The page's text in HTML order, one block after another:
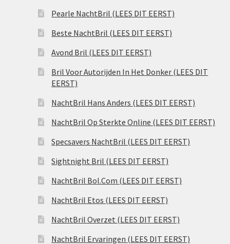
Pearle NachtBril (LEES DIT EERST)
Beste NachtBril (LEES DIT EERST)
Avond Bril (LEES DIT EERST)
Bril Voor Autorijden In Het Donker (LEES DIT
EERST)
NachtBril Hans Anders (LEES DIT EERST)
NachtBril Op Sterkte Online (LEES DIT EERST)
Specsavers NachtBril (LEES DIT EERST)
Sightnight Bril (LEES DIT EERST)
NachtBril Bol.Com (LEES DIT EERST)
NachtBril Etos (LEES DIT EERST)
NachtBril Overzet (LEES DIT EERST)
NachtBril Ervaringen (LEES DIT EERST)